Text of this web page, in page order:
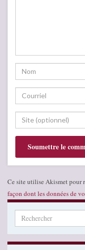
Ce site utilise Akismet pour
façon dont les données de
Search for: